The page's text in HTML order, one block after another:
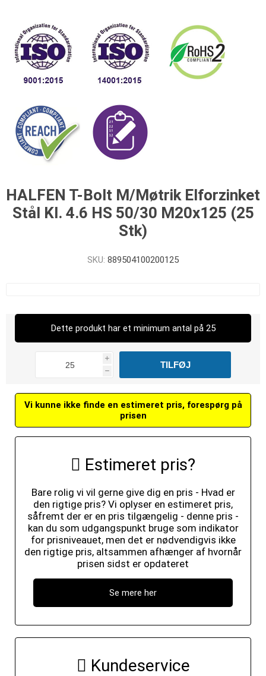
HALFEN T-Bolt M/Møtrik Elforzinket
Stål Kl. 4.6 HS 50/30 M20x125 (25
Stk)
SKU: 889504100200125
Dette produkt har et minimum antal på 25
i
h
Vi kunne ikke finde en estimeret pris, forespørg på
prisen
Estimeret pris?
Bare rolig vi vil gerne give dig en pris - Hvad er
den rigtige pris? Vi oplyser en estimeret pris,
såfremt der er en pris tilgængelig - denne pris -
kan du som udgangspunkt bruge som indikator
for prisniveauet, men det er nødvendigvis ikke
den rigtige pris, altsammen afhænger af hvornår
prisen sidst er opdateret
Se mere her
Kundeservice